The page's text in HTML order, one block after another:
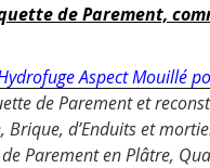
de Parement,
Aspect Mouillé
de Parement et
d’Enduits et
Parement en Plâtre,